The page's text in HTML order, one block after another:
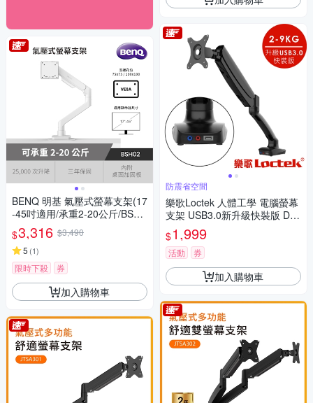
BENQ 明基 氣壓式螢幕支架(17
-45吋適用/承重2-20公斤/BSH0
2)
$3,316 $3,490
5 (1)
限時下殺 券
加入購物車
防震省空間
樂歌Loctek 人體工學 電腦螢幕
支架 USB3.0新升級快裝版 DL
B502-HM
$1,999
活動 券
加入購物車